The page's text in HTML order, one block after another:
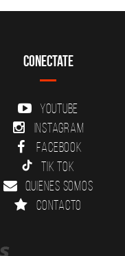
Conectate
YouTube
Instagram
Facebook
Tik Tok
Quienes somos
Contacto